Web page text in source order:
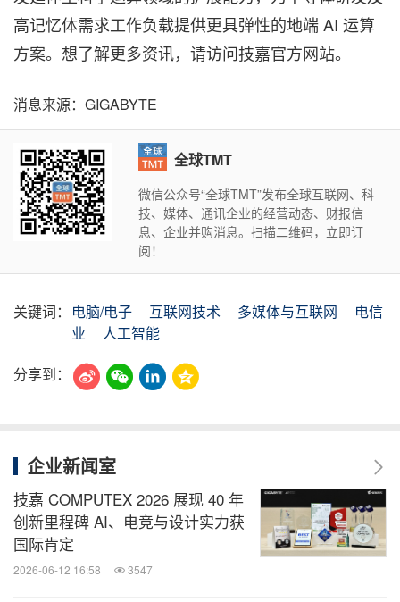
高记忆体需求工作负载提供更具弹性的地端 AI 运算
方案。 想了解更多资讯， 请访问技嘉官方网站。
消息来源：GIGABYTE
全球TMT
微信公众号“全球TMT”发布全球互联网、科
技、媒体、通讯企业的经营动态、财报信
息、企业并购消息。扫描二维码，立即订
阅！
关键词： 电脑/电子 互联网技术 多媒体与互联网
电信
业
人工智能
分享到：
企业新闻室
技嘉 COMPUTEX 2026 展现 40 年
创新里程碑 AI、电竞与设计实力获
国际肯定
2026-06-12 16:58 3547